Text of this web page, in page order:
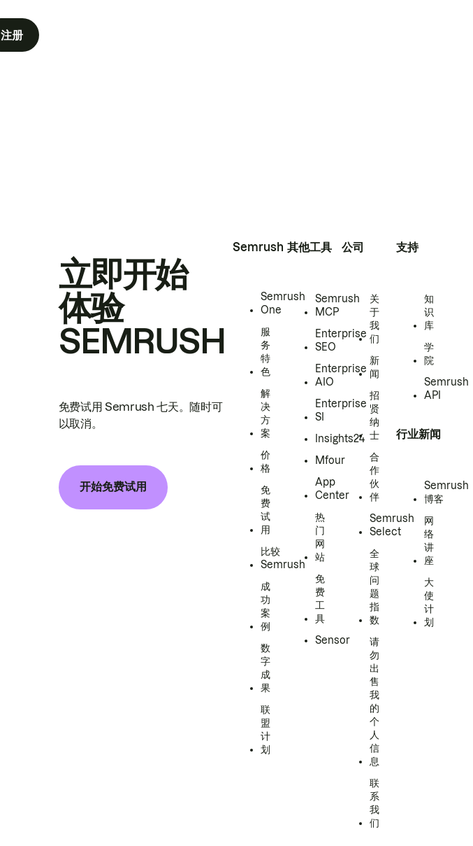
注册
立即开始
体验
SEMRUSH
免费试用 Semrush 七天。随时可
以取消。
开始免费试用
Semrush
Semrush
One
服
务
特
色
解
决
方
案
价
格
免
费
试
用
比较
Semrush
成
功
案
例
数
字
成
果
联
盟
计
划
其他工具
Semrush
MCP
Enterprise
SEO
Enterprise
AIO
Enterprise
SI
Insights24
Mfour
App
Center
热
门
网
站
免
费
工
具
Sensor
公司
关
于
我
们
新
闻
招
贤
纳
士
合
作
伙
伴
Semrush
Select
全
球
问
题
指
数
请
勿
出
售
我
的
个
人
信
息
联
系
我
们
支持
知
识
库
学
院
Semrush
API
行业新闻
Semrush
博客
网
络
讲
座
大
使
计
划